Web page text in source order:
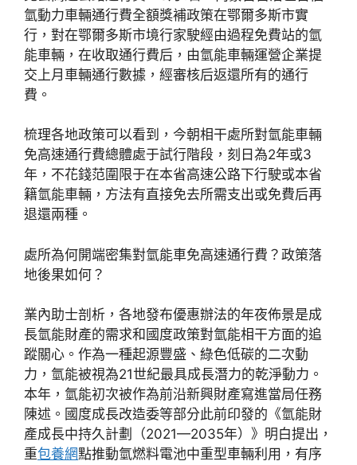
氫動力車輛通行費全額獎補政策在鄂爾多斯市實
行，對在鄂爾多斯市境行家駛經由過程免費站的氫
能車輛，在收取通行費后，由氫能車輛運營企業提
交上月車輛通行數據，經審核后返還所有的通行
費。
梳理各地政策可以看到，今朝相干處所對氫能車輛
免高速通行費總體處于試行階段，刻日為2年或3
年，不花錢范圍限于在本省高速公路下行駛或本省
籍氫能車輛，方法有直接免去所需支出或免費后再
退還兩種。
處所為何開端密集對氫能車免高速通行費？政策落
地後果如何？
業內助士剖析，各地發布優惠辦法的年夜佈景是成
長氫能財產的需求和國度政策對氫能相干方面的追
蹤關心。作為一種起源豐盛、綠色低碳的二次動
力，氫能被視為21世紀最具成長潛力的乾淨動力。
本年，氫能初次被作為前沿新興財產寫進當局任務
陳述。國度成長改造委等部分此前印發的《氫能財
產成長中持久計劃（2021—2035年）》明白提出，
重包養網點推動氫燃料電池中重型車輛利用，有序